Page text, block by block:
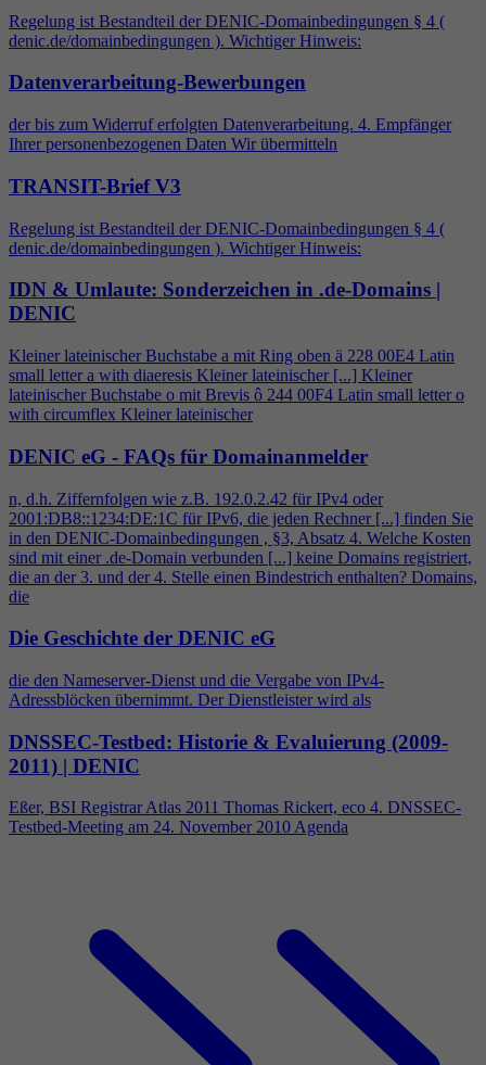
Regelung ist Bestandteil der DENIC-Domainbedingungen § 4 (
denic.de/domainbedingungen ). Wichtiger Hinweis:
Datenverarbeitung-Bewerbungen
der bis zum Widerruf erfolgten Datenverarbeitung. 4. Empfänger
Ihrer personenbezogenen Daten Wir übermitteln
TRANSIT-Brief V3
Regelung ist Bestandteil der DENIC-Domainbedingungen § 4 (
denic.de/domainbedingungen ). Wichtiger Hinweis:
IDN & Umlaute: Sonderzeichen in .de-Domains |
DENIC
Kleiner lateinischer Buchstabe a mit Ring oben ä 228 00E4 Latin
small letter a with diaeresis Kleiner lateinischer [...] Kleiner
lateinischer Buchstabe o mit Brevis ô 244 00F4 Latin small letter o
with circumflex Kleiner lateinischer
DENIC eG - FAQs für Domainanmelder
n, d.h. Ziffernfolgen wie z.B. 192.0.2.42 für IPv4 oder
2001:DB8::1234:DE:1C für IPv6, die jeden Rechner [...] finden Sie
in den DENIC-Domainbedingungen , §3, Absatz 4. Welche Kosten
sind mit einer .de-Domain verbunden [...] keine Domains registriert,
die an der 3. und der 4. Stelle einen Bindestrich enthalten? Domains,
die
Die Geschichte der DENIC eG
die den Nameserver-Dienst und die Vergabe von IPv4-
Adressblöcken übernimmt. Der Dienstleister wird als
DNSSEC-Testbed: Historie & Evaluierung (2009-
2011) | DENIC
Eßer, BSI Registrar Atlas 2011 Thomas Rickert, eco 4. DNSSEC-
Testbed-Meeting am 24. November 2010 Agenda